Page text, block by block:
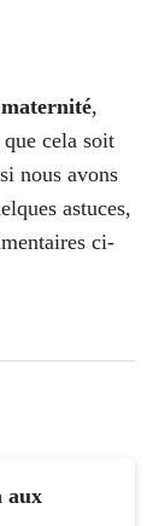
,
cela soit
nous avons
astuces,
ci-
aux